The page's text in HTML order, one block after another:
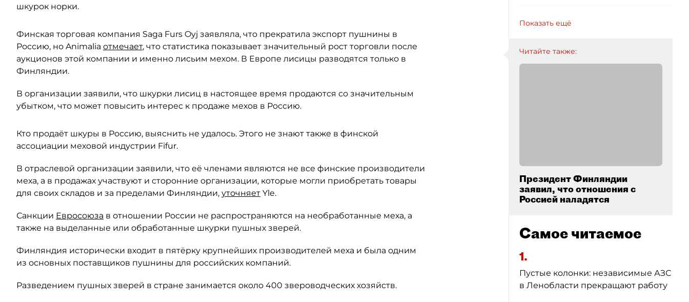
шкурок норки.
Финская торговая компания Saga Furs Oyj заявляла, что прекратила экспорт пушнины в
Россию, но Animalia отмечает, что статистика показывает значительный рост торговли после
аукционов этой компании и именно лисьим мехом. В Европе лисицы разводятся только в
Финляндии.
В организации заявили, что шкурки лисиц в настоящее время продаются со значительным
убытком, что может повысить интерес к продаже мехов в Россию.
Кто продаёт шкуры в Россию, выяснить не удалось. Этого не знают также в финской
ассоциации меховой индустрии Fifur.
В отраслевой организации заявили, что её членами являются не все финские производители
меха, а в продажах участвуют и сторонние организации, которые могли приобретать товары
для своих складов и за пределами Финляндии, уточняет Yle.
Санкции Евросоюза в отношении России не распространяются на необработанные меха, а
также на выделанные или обработанные шкурки пушных зверей.
Финляндия исторически входит в пятёрку крупнейших производителей меха и была одним
из основных поставщиков пушнины для российских компаний.
Разведением пушных зверей в стране занимается около 400 звероводческих хозяйств.
Показать ещё
Читайте также:
Президент Финляндии
заявил, что отношения с
Россией наладятся
Самое читаемое
1.
Пустые колонки: независимые АЗС
в Ленобласти прекращают работу